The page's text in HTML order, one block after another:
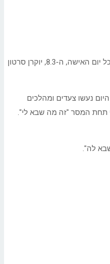
תפוזינה מצדיעה ליום האישה ולראשונה יוצאת במהלך כמחווה להעצמה נשית על גבי מסך הפרסום הדיגיטלי הענק של ברעם על גבי עזריאלי בצומת המרכזית ביותר בתל אביב. למשך כל יום האישה, ה-8.3, יוקרן סרטון
מאוד סקסיסטית. מאז ועד היום נעשו צעדים ומהלכים
תחת המסר "זה מה שבא לי".